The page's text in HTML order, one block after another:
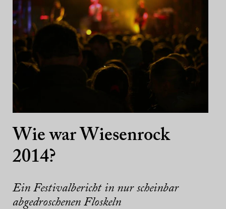
Wie war Wiesenrock
2014?
Ein Festivalbericht in nur scheinbar
abgedroschenen Floskeln